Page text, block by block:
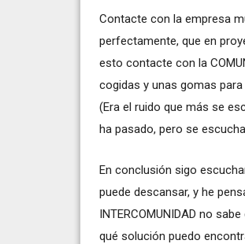
Contacte con la empresa
perfectamente, que en
esto contacte con la
cogidas y unas gomas
(Era el ruido que más se
ha pasado, pero se
En conclusión sigo
puede descansar, y he
INTERCOMUNIDAD no
qué solución puedo